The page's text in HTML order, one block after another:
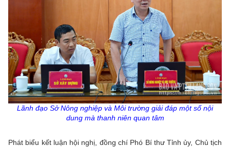
Lãnh đạo Sở Nông nghiệp và Môi trường giải đáp một số nội
dung mà thanh niên quan tâm
Phát biểu kết luận hội nghị, đồng chí Phó Bí thư Tỉnh ủy, Chủ tịch